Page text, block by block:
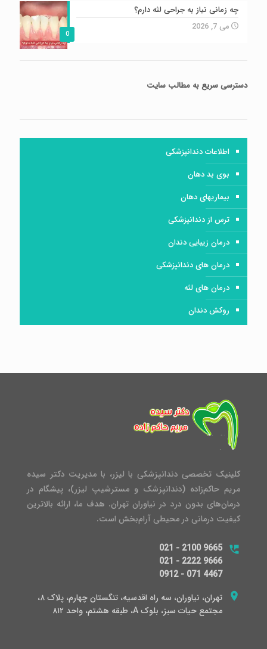
0
چه زمانی نیاز به جراحی لثه دارم؟
می 7, 2026
دسترسی سریعبه مطالب سایت
اطلاعات دندانپزشکی
بوی بد دهان
بیماریهای دهان
ترس از دندانپزشکی
درمان زیبایی دندان
درمان های دندانپزشکی
درمان های لثه
روکش دندان
کلینیک تخصصی دندانپزشکی با لیزر، با مدیریت دکتر سیده
مریم حاکم‌زاده (دندانپزشک و مسترشیپ لیزر)، پیشگام در
درمان‌های بدون درد در نیاوران تهران. هدف ما، ارائه بالاترین
کیفیت درمانی در محیطی آرام‌بخش است.
021 - 2100 9665
021 - 2222 9666
0912 - 071 4467
تهران، نیاوران، سه راه اقدسیه، تنگستان چهارم، پلاک ۸،
مجتمع حیات سبز، بلوک A، طبقه هشتم، واحد ۸۱۲